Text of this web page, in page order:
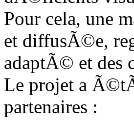
Pour cela, une
et diffusÃ©e,
adaptÃ© et des
Le projet a
partenaires :